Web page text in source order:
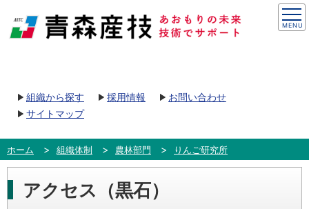
組織から探す 採用情報
お問い合わせ
サイトマップ
ホーム 組織体制 農林部門 りんご研究所
アクセス（黒石）